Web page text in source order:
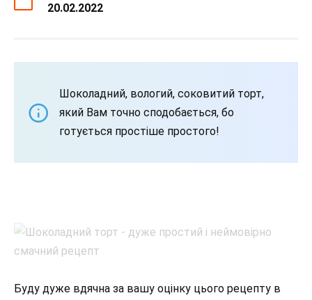
20.02.2022
Шоколадний, вологий, соковитий торт,
який Вам точно сподобається, бо
готується простіше простого!
Буду дуже вдячна за вашу оцінку цього рецепту в